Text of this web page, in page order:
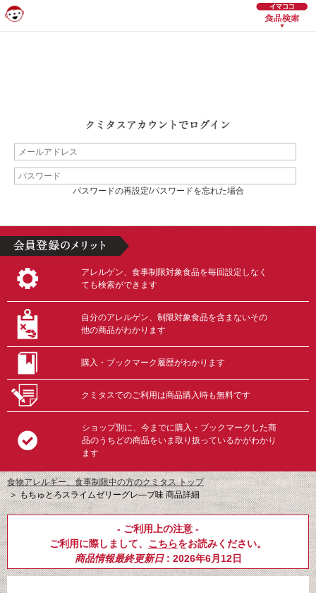
パスワードの再設定/パスワードを忘れた場合
アレルゲン、食事制限対象食品を毎回設定しなく
ても検索ができます
自分のアレルゲン、制限対象食品を含まないその
他の商品がわかります
購入・ブックマーク履歴がわかります
クミタスでのご利用は商品購入時も無料です
ショップ別に、今までに購入・ブックマークした商
品のうちどの商品をいま取り扱っているかがわかり
ます
食物アレルギー、食事制限中の方のクミタス トップ
＞もちゅとろスライムゼリーグレ―プ味 商品詳細
- ご利用上の注意 -
ご利用に際しまして、 こちらをお読みください。
商品情報最終更新日: 2026年6月12日